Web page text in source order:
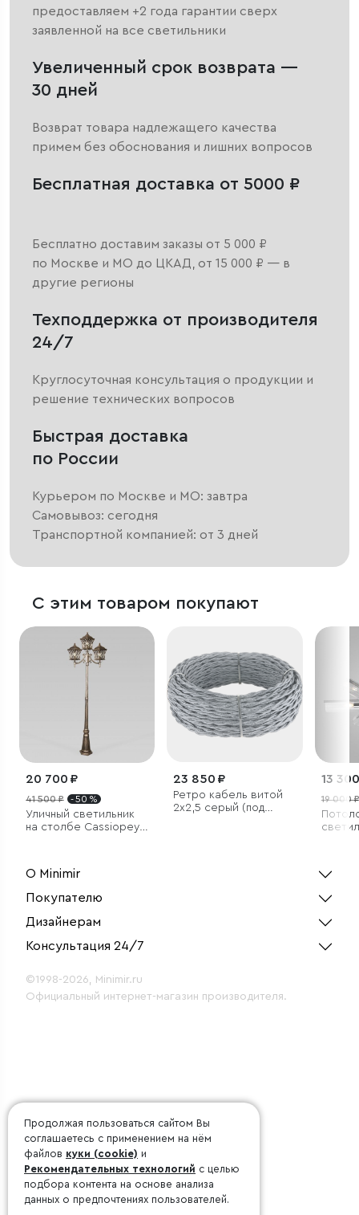
предоставляем +2 года гарантии сверх
заявленной на все светильники
Увеличенный срок возврата —
30 дней
Возврат товара надлежащего качества
примем без обоснования и лишних вопросов
Бесплатная доставка от 5000 ₽
Бесплатно доставим заказы от 5 000 ₽
по Москве и МО до ЦКАД, от 15 000 ₽ — в
другие регионы
Техподдержка от производителя
24/7
Круглосуточная консультация о продукции и
решение технических вопросов
Быстрая доставка
по России
Курьером по Москве и МО: завтра
Самовывоз: сегодня
Транспортной компанией: от 3 дней
С этим товаром покупают
20 700 ₽
41 500 ₽ - 50 %
Уличный светильник
на столбе Cassiopeya
23 850 ₽
Ретро кабель витой
2х2,5 серый (под
13
19 000 ₽
О Minimir
Покупателю
Дизайнерам
Консультация 24/7
©1998-2026, Minimir.ru
Официальный интернет-магазин производителя.
Продолжая пользоваться сайтом Вы
соглашаетесь с применением на нём
файлов куки (cookie) и
Рекомендательных технологий с целью
подбора контента на основе анализа
данных о предпочтениях пользователей.